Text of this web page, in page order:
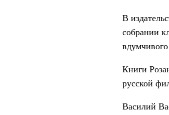
В
собрании
Книги
русской
Василий